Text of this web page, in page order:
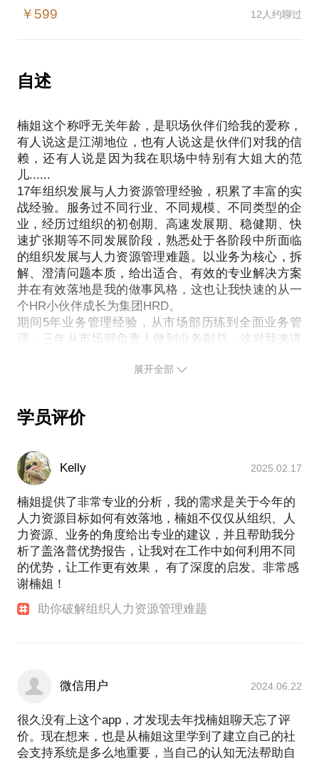
既有站位不同、角色差异带来的视角盲区，也有信息
验、技巧等层面的卡点......
更深层也更为关键的，是人与人本就不同——以贝尔
宾团队角色为例，面对「鞭策者」角色的上级和「完
成者」角色的上级，汇报方式就需要很不一样！
那么，有没有什么办法能够解决此类问题呢？有效呈
现成果、秀出价值的能力能否借助一些方法「长出
来」？我们能不能在干的漂亮的同时，也讲到老板的
心坎上？
【咨询服务】
① 定制化设计：结合行业&组织特点、岗位要求，设
② 找到真问题：透过工作要求的文字表述，深挖到背
题，有针对性地呈现你的业绩成果。
③ 秀出高光点：帮你从做过的事情中挖出真正的宝
④ 有技巧表达：识别上级/关键评定人的「角色特
动机或诉求是什么？与未来直属leader的面试中要注
象？......外，还需要关注反面试（即：让你在面试的
过程中获取尽可能多的企业信息），这将会帮你在职
业赛道选择时做出有效决策。
三、关于我
17年企业内部组织发展与人力资源管理经验，先后服
务于不同行业、不同规模、不同类型的企业，经历过
初创、高速发展、稳定、组织扩张等不同的企业发展
阶段，了解不同时期组织对于人才的需求，面试量年
过千人，曾主导多家企业的招聘工作（社会招聘、校
园招聘），从岗位人才画像、面试筛选、人才选拔、
人才培养，到人才盘点、人才发展、核心岗位任免均
有丰富的实战经验。
上叠加业务视角，对业务需求的洞察也会大大提升我
行业、不同规模、不同类型的企业提供管理咨询服
更具全局思考的洞察力。
往经历中的亮点与优势；
帮你澄清目标职位的工作场景、工作要求；
织发展与人力资源管理新问题：
也许你正值用人之际，但招聘确不太给力；正处于业
务转型期的你，也许正被如何搭建与业务高效匹配的
墙”所扰；你笃定要培养自己的人才，培养方案也落地
了，确成效甚微；也许你正经历业务高速发展与组织
运营效率提升过缓的困境；也许你每年都会为如何有
效做人才盘点所烦恼；也许你正在为如何搭建有效的
绩效制度或激励方案犯难......
别担心！或许你可以和我聊聊，我是可以与你同频
的“外挂HRD”，陪你一起解决组织发展与人力资源管
理问题，为你的事业保驾护航；我们一起拆解、澄清
问题本质并找到可落地的方案，陪你一起面对问题、
分析问题、解决问题。
创业艰辛，但有我相伴！
二、关于我
务于不同行业、不同规模、不同类型的企业，也亲历
期，深知可能面临的管理问题。5年的业务管理让我在
人力专业管理视角的基础上叠加了业务视角，对组织
需求的洞察也更深刻更真实。
2021年7月我正式离开组织，成为了一家管理咨询公
司的合伙人，17年的实战经验、5年的业务管理经验
成为我踏入管理咨询行业的独特优势。
在这近一年的管理咨询服务中，我们躬身入局与客户
一起并肩作战，解决各种管理难题：
我们陪跑客户核心或专业小伙伴的成长，组织把他/她
扶上马，我们来送一程；我们引导客户，逐步澄清各
岗位的人才画像；我们为客户建设内部管理制度，梳
理内部核心业务运营流程；我们为客户搭建HRBP的
落地实施；我们帮助客户从零开始搭建抖音直播间，
且不断取得出色业绩；我们用贝尔宾或盖洛普帮客户
完成团队融合，让小伙伴消除隔阂、彼此信赖......
也许，我也可以解决你的难题！
￥599 12人约聊过
自述
楠姐这个称呼无关年龄，是职场伙伴们给我的爱称，
有人说这是江湖地位，也有人说这是伙伴们对我的信
赖，还有人说是因为我在职场中特别有大姐大的范
儿......
17年组织发展与人力资源管理经验，积累了丰富的实
战经验。服务过不同行业、不同规模、不同类型的企
业，经历过组织的初创期、高速发展期、稳健期、快
速扩张期等不同发展阶段，熟悉处于各阶段中所面临
的组织发展与人力资源管理难题。以业务为核心，拆
解、澄清问题本质，给出适合、有效的专业解决方案
并在有效落地是我的做事风格，这也让我快速的从一
个HR小伙伴成长为集团HRD。
期间5年业务管理经验，从市场部历练到全面业务管
理，三年从市场部负责人做到业务副总，这对我来讲
加，让我更懂组织、更懂老板，对业务的真实需求有
的合伙人，为不同行业、不同规模、不同类型的企业
虚拟HRD，帮助管理者快速的成长、找准自己的组织
定位和管理特色、助理HR小伙伴的职业发展、关注职
场小伙伴的职业发展和个人成长......外部顾问的独立
视角让我获得了更客观、更理性、更具全局性的思考
与洞察力。
我能为你做什么？
如果你是创业者，也许我会是你可以同频的外部
HRD，陪你一路解决创业路上遇到的各种人力资源管
如果你的组织正遇到组织发展与人力资源管理难题，
如果你是组织中的HR小伙伴，我会是给你全新人力资
源管理视角、给你赋能的过来人；
如果你正处于职业迷茫期，你可以找我聊聊，发现你
的独特优势，找到你的职业生态位，和你一起制定行
动方案。
展开全部
学员评价
Kelly 2025.02.17
楠姐提供了非常专业的分析，我的需求是关于今年的
人力资源目标如何有效落地，楠姐不仅仅从组织、人
力资源、业务的角度给出专业的建议，并且帮助我分
析了盖洛普优势报告，让我对在工作中如何利用不同
的优势，让工作更有效果， 有了深度的启发。非常感
谢楠姐！
助你破解组织人力资源管理难题
微信用户 2024.06.22
很久没有上这个app，才发现去年找楠姐聊天忘了评
价。现在想来，也是从楠姐这里学到了建立自己的社
会支持系统是多么地重要，当自己的认知无法帮助自